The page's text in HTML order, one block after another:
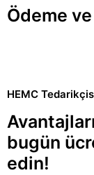
Ödeme
HEMC
bugün
edin!